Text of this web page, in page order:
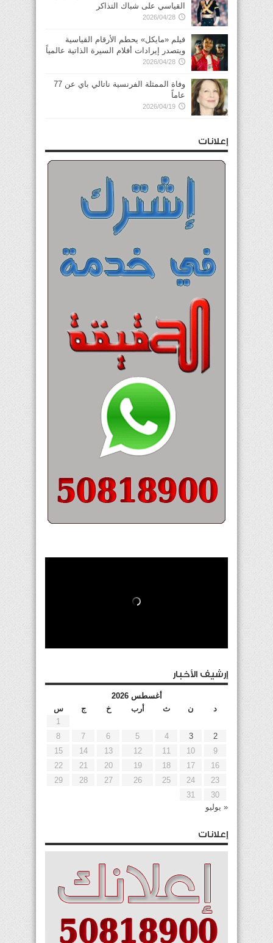
القياسي على شباك التذاكر
2026/04/28
فيلم «مايكل» يحطم الأرقام القياسية
ويتصدر إيرادات أفلام السيرة الذاتية عالمياً
2026/04/28
وفاة الممثلة الفرنسية ناتالي باي عن 77
عاماً
2026/04/19
إعلانات
إرشيف الأخبار
أغسطس 2026
د
ن ث أرب خ ج
س
1
2
3
4
5
6
7
8
9
10
11
12
13
14
15
16
17
18
19
20
21
22
23
24
25
26
27
28
29
30
31
« يوليو
إعلانات